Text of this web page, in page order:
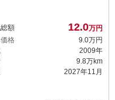
額 12.0万円
格
9. 0万円
2009年
9.8万km
2027年11月